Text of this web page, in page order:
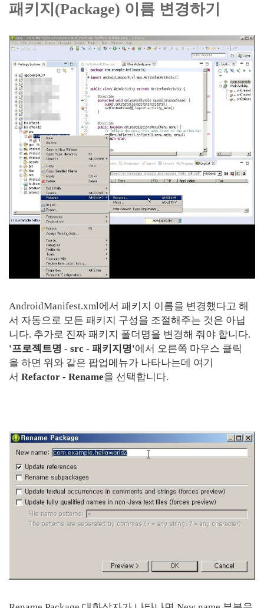
패키지(Package) 이름 변경하기
AndroidManifest.xml에서 패키지 이름을 변경했다고 해
서 자동으로 모든 패키지 구성을 조절해주는 것은 아닙
니다. 추가로 진짜 패키지 폴더명을 변경해 줘야 합니다.
'프로젝트명 - src - 패키지명'에서 오른쪽 마우스 클릭
을 하면 위와 같은 팝업메뉴가 나타나는데 여기
서 Refactor - Rename을 선택합니다.